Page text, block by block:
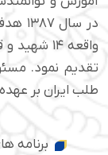
در
تقدیم نمود.
طلب ایران بر
برنامه